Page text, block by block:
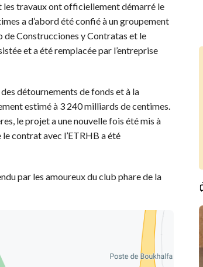
travaux ont officiellement démarré le
a d’abord été confié à un groupement
de Construcciones y Contratas et le
et a été remplacée par l’entreprise
détournements de fonds et à la
estimé à 3 240 milliards de centimes.
le projet a une nouvelle fois été mis à
le contrat avec l’ETRHB a été
par les amoureux du club phare de la